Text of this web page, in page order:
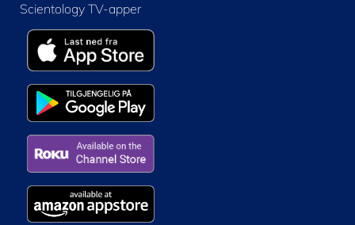
Scientology TV-apper